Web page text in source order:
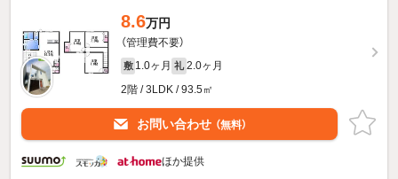
8.6万円
（管理費不要）
敷 1.0ヶ月 礼 2.0ヶ月
2階 / 3LDK / 93.5㎡
お問い合わせ （無料）
ほか提供